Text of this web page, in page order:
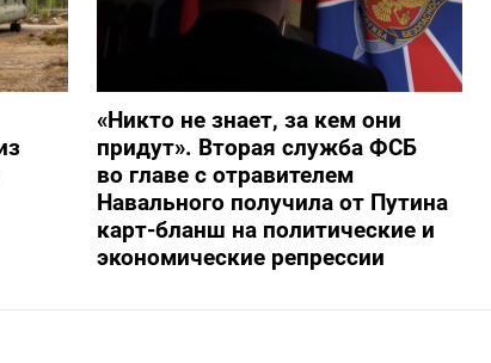
«Никто не знает, за кем они
придут». Вторая служба ФСБ
во главе с отравителем
Навального получила от Путина
карт-бланш на политические и
экономические репрессии